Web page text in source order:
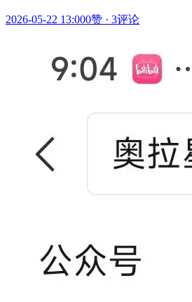
2026-05-22 13:000赞 · 3评论